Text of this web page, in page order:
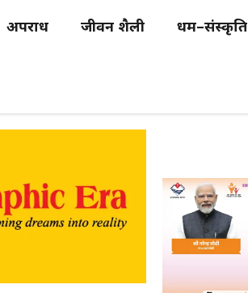
अपराध जीवन शैली धर्म–संस्कृति